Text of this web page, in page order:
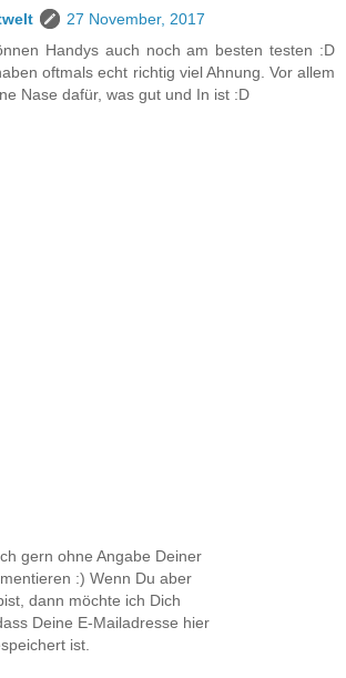
27 November, 2017
Handys auch noch am besten testen :D
oftmals echt richtig viel Ahnung. Vor allem
Nase dafür, was gut und In ist :D
gern ohne Angabe Deiner
:) Wenn Du aber
dann möchte ich Dich
Deine E-Mailadresse hier
ist.